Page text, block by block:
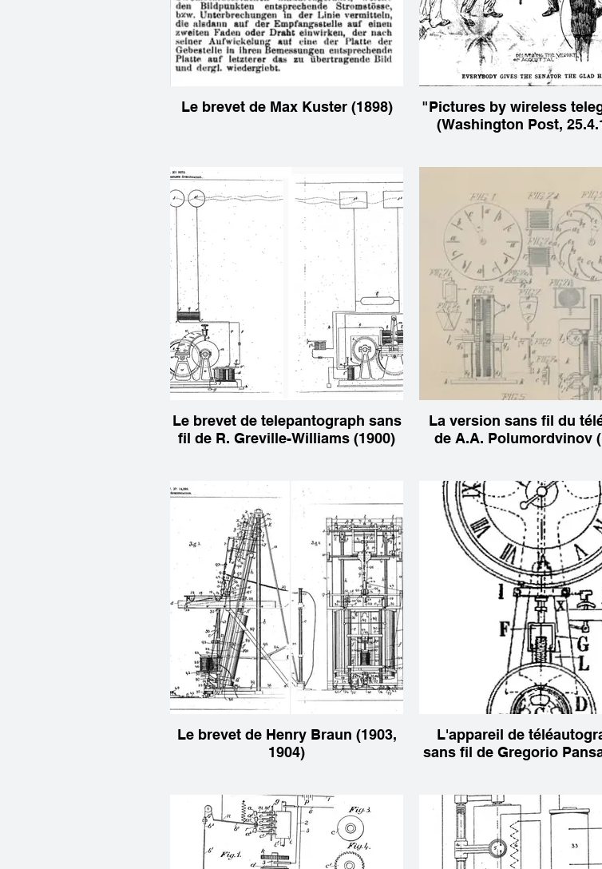
Le brevet de Max Kuster (1898)
"Pictures by wireless
(Washington Post,
Le brevet de telepantograph sans
fil de R. Greville-Williams (1900)
La version sans fil du
de A.A. Polumordvinov
Le brevet de Henry Braun (1903,
1904)
L'appareil de
sans fil de Gregorio